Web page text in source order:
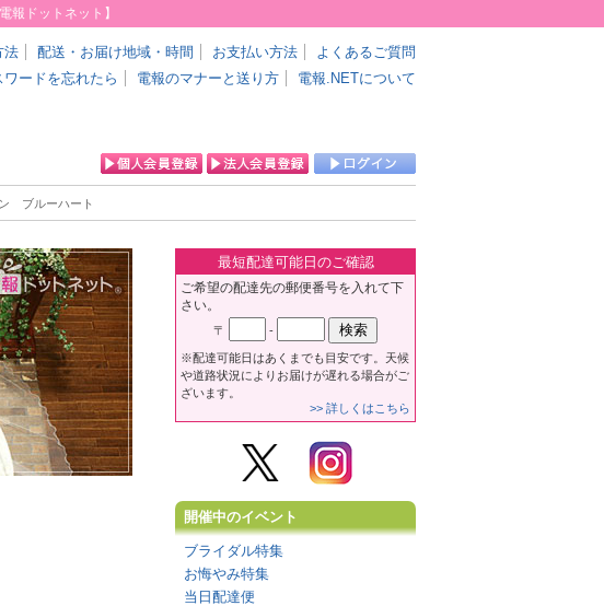
ドットネット】
法 配送・お届け地域・時間 お支払い方法
よくあるご質問
ワードを忘れたら 電報のマナーと送り方 電報.NETについて
ブルーハート
最短配達可能日のご確認
ご希望の配達先の郵便番号を入れて下
さい。
〒 -
※配達可能日はあくまでも目安です。天候
や道路状況によりお届けが遅れる場合がご
ざいます。
>> 詳しくはこちら
開催中のイベント
ブライダル特集
お悔やみ特集
当日配達便